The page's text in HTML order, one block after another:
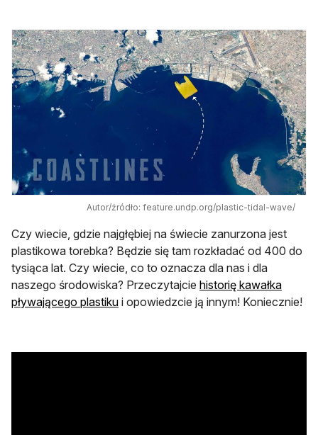
Autor/źródło: feature.undp.org/plastic-tidal-wave/
Czy wiecie, gdzie najgłębiej na świecie zanurzona jest
plastikowa torebka? Będzie się tam rozkładać od 400 do
tysiąca lat. Czy wiecie, co to oznacza dla nas i dla
naszego środowiska? Przeczytajcie historię kawałka
pływającego plastikuotwiera się w nowej karcie
i opowiedzcie ją innym! Koniecznie!